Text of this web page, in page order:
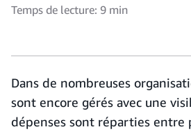
Temps de lecture: 9 min
Dans de nombreuses
sont encore gérés avec une
dépenses sont réparties entre